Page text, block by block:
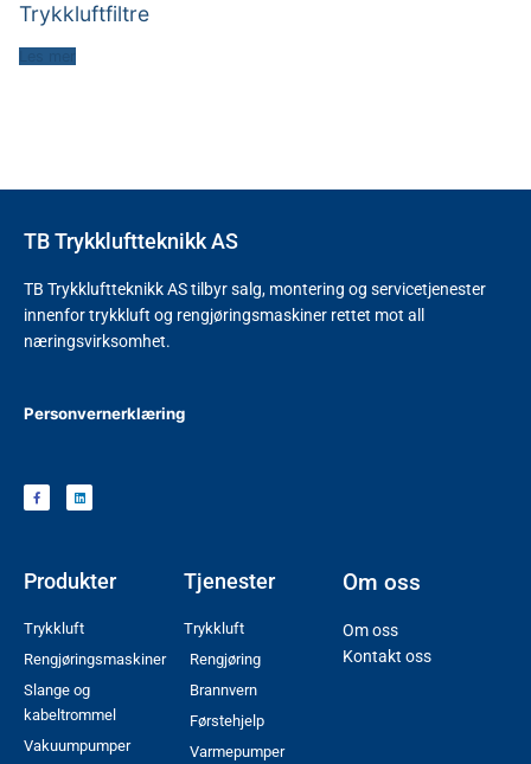
Trykkluftfiltre
TB Trykkluftteknikk AS
TB Trykkluftteknikk AS tilbyr salg, montering og servicetjenester
innenfor trykkluft og rengjøringsmaskiner rettet mot all
næringsvirksomhet.
Personvernerklæring
Produkter
Trykkluft
Rengjøringsmaskiner
Slange og
kabeltrommel
Vakuumpumper
Tjenester
Trykkluft
Rengjøring
Brannvern
Førstehjelp
Varmepumper
Om oss
Om oss
Kontakt oss